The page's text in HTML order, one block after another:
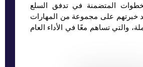
المتضمنة في تدفق السلع
خبرتهم على مجموعة من المهارات
والتي تساهم معًا في الأداء العام